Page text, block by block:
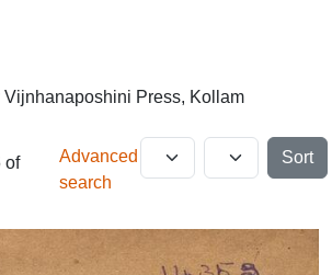
Vijnhanaposhini Press, Kollam
of
Advanced
search
Sort